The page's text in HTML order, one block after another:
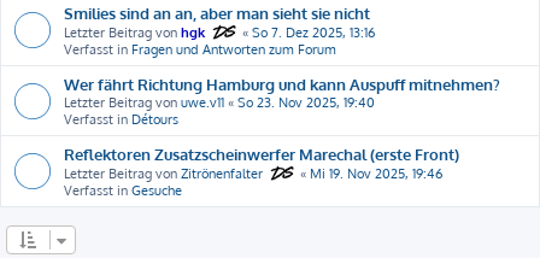
Smilies sind an an, aber man sieht sie nicht
Letzter Beitrag von hgk « So 7. Dez 2025, 13:16
Verfasst in Fragen und Antworten zum Forum
Wer fährt Richtung Hamburg und kann Auspuff mitnehmen?
Letzter Beitrag von uwe.v11 « So 23. Nov 2025, 19:40
Verfasst in Détours
Reflektoren Zusatzscheinwerfer Marechal (erste Front)
Letzter Beitrag von Zitrönenfalter « Mi 19. Nov 2025, 19:46
Verfasst in Gesuche